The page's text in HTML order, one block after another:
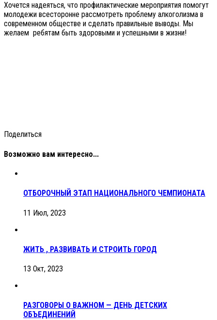
Хочется надеяться, что профилактические мероприятия помогут
молодежи всесторонне рассмотреть проблему алкоголизма в
современном обществе и сделать правильные выводы. Мы
желаем ребятам быть здоровыми и успешными в жизни!
Поделиться
Возможно вам интересно...
ОТБОРОЧНЫЙ ЭТАП НАЦИОНАЛЬНОГО ЧЕМПИОНАТА
11 Июл, 2023
ЖИТЬ , РАЗВИВАТЬ И СТРОИТЬ ГОРОД
13 Окт, 2023
РАЗГОВОРЫ О ВАЖНОМ — ДЕНЬ ДЕТСКИХ
ОБЪЕДИНЕНИЙ